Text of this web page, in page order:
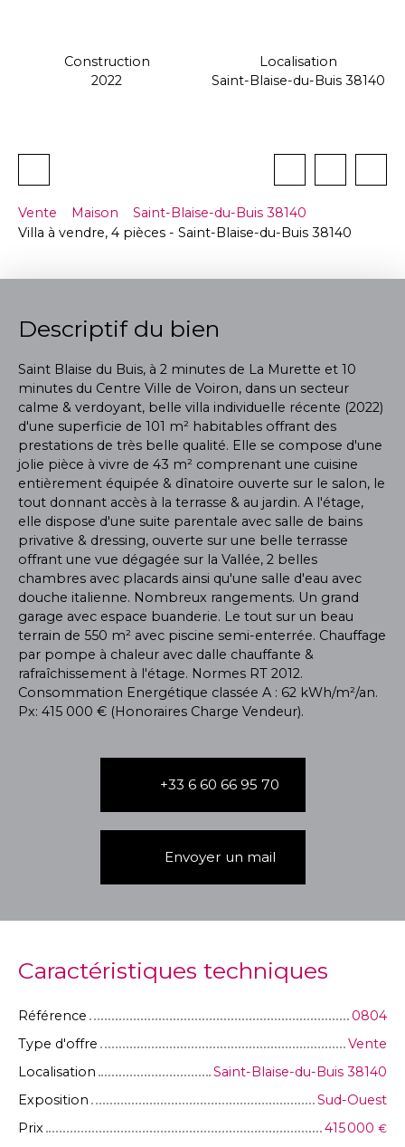
Construction
2022
Localisation
Saint-Blaise-du-Buis 38140
Vente Maison
Saint-Blaise-du-Buis 38140
Villa à vendre, 4 pièces - Saint-Blaise-du-Buis 38140
Descriptif du bien
Saint Blaise du Buis, à 2 minutes de La Murette et 10
minutes du Centre Ville de Voiron, dans un secteur
calme & verdoyant, belle villa individuelle récente (2022)
d'une superficie de 101 m² habitables offrant des
prestations de très belle qualité. Elle se compose d'une
jolie pièce à vivre de 43 m² comprenant une cuisine
entièrement équipée & dînatoire ouverte sur le salon, le
tout donnant accès à la terrasse & au jardin. A l'étage,
elle dispose d'une suite parentale avec salle de bains
privative & dressing, ouverte sur une belle terrasse
offrant une vue dégagée sur la Vallée, 2 belles
chambres avec placards ainsi qu'une salle d'eau avec
douche italienne. Nombreux rangements. Un grand
garage avec espace buanderie. Le tout sur un beau
terrain de 550 m² avec piscine semi-enterrée. Chauffage
par pompe à chaleur avec dalle chauffante &
rafraîchissement à l'étage. Normes RT 2012.
Consommation Energétique classée A : 62 kWh/m²/an.
Px: 415 000 € (Honoraires Charge Vendeur).
+33 6 60 66 95 70
Envoyer un mail
Caractéristiques techniques
Référence
0804
Type d'offre
Vente
Localisation
Saint-Blaise-du-Buis 38140
Exposition
Sud-Ouest
Prix
415 000 €